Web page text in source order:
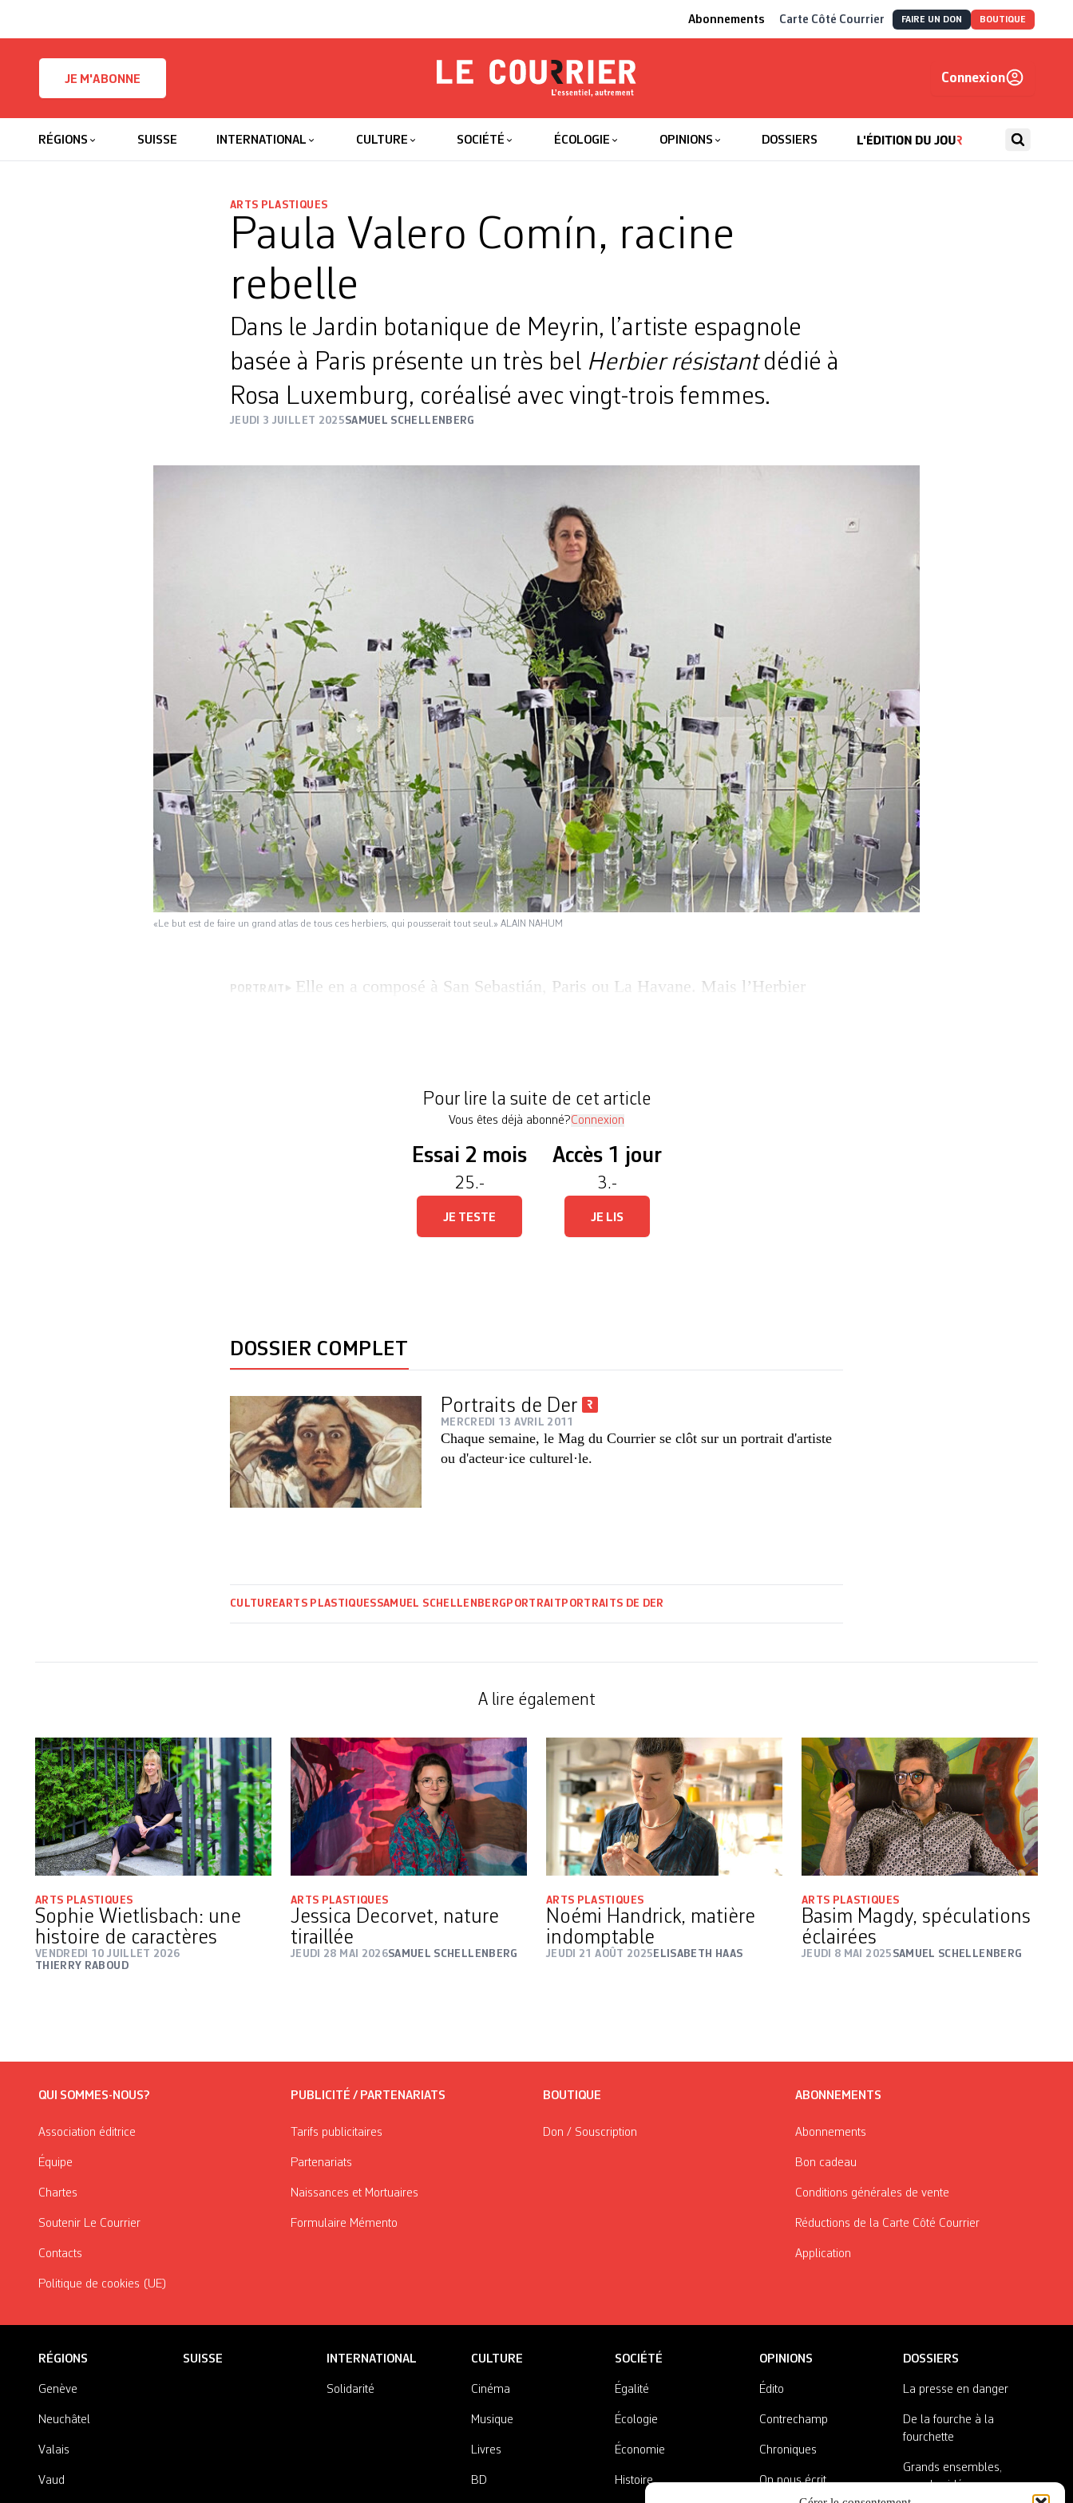
Abonnements Carte Côté Courrier FAIRE UN DON BOUTIQUE
JE M'ABONNE
Le Courrier
Connexion
RÉGIONS SUISSE INTERNATIONAL CULTURE SOCIÉTÉ ÉCOLOGIE OPINIONS DOSSIERS
ARTS PLASTIQUES
Paula Valero Comín, racine
rebelle
Dans le Jardin botanique de Meyrin, l’artiste espagnole
basée à Paris présente un très bel Herbier résistantdédié à
Rosa Luxemburg, ­coréalisé avec vingt-trois femmes.
JEUDI 3 JUILLET 2025SAMUEL SCHELLENBERG
«Le but est de faire un grand atlas de tous ces herbiers, qui pousserait tout seul.» ALAIN NAHUM
PORTRAIT
Elle en a composé à San Sebastián, Paris ou La Havane. Mais l’Herbier
Pour lire la suite de cet article
Vous êtes déjà abonné?Connexion
Essai 2 mois
25.-
JE TESTE
Accès 1 jour
3.-
JE LIS
DOSSIER COMPLET
Portraits de Der
MERCREDI 13 AVRIL 2011
Chaque semaine, le Mag du Courrier se clôt sur un portrait d'artiste
ou d'acteur·ice culturel·le.
CULTUREARTS PLASTIQUESSAMUEL SCHELLENBERG PORTRAIT PORTRAITS DE DER
A lire également
ARTS PLASTIQUES
Sophie Wietlisbach: une
histoire de caractères
VENDREDI 10 JUILLET 2026
THIERRY RABOUD
ARTS PLASTIQUES
Jessica Decorvet, nature
tiraillée
JEUDI 28 MAI 2026SAMUEL SCHELLENBERG
ARTS PLASTIQUES
Noémi Handrick, matière
indomptable
JEUDI 21 AOÛT 2025 ELISABETH HAAS
ARTS PLASTIQUES
Basim Magdy, spéculations
éclairées
JEUDI 8 MAI 2025 SAMUEL SCHELLENBERG
QUI SOMMES-NOUS?
Association éditrice
Équipe
Chartes
Soutenir Le Courrier
Contacts
Politique de cookies (UE)
PUBLICITÉ / PARTENARIATS
Tarifs publicitaires
Partenariats
Naissances et Mortuaires
Formulaire Mémento
BOUTIQUE
Don / Souscription
ABONNEMENTS
Abonnements
Bon cadeau
Conditions générales de vente
Réductions de la Carte Côté Courrier
Application
RÉGIONS
Genève
Neuchâtel
Valais
Vaud
SUISSE INTERNATIONAL
Solidarité
CULTURE
Cinéma
Musique
Livres
BD
SOCIÉTÉ
Égalité
Écologie
Économie
Histoire
OPINIONS
Édito
Contrechamp
Chroniques
On nous écrit
DOSSIERS
La presse en danger
De la fourche à la
fourchette
Grands ensembles,
grandes idées